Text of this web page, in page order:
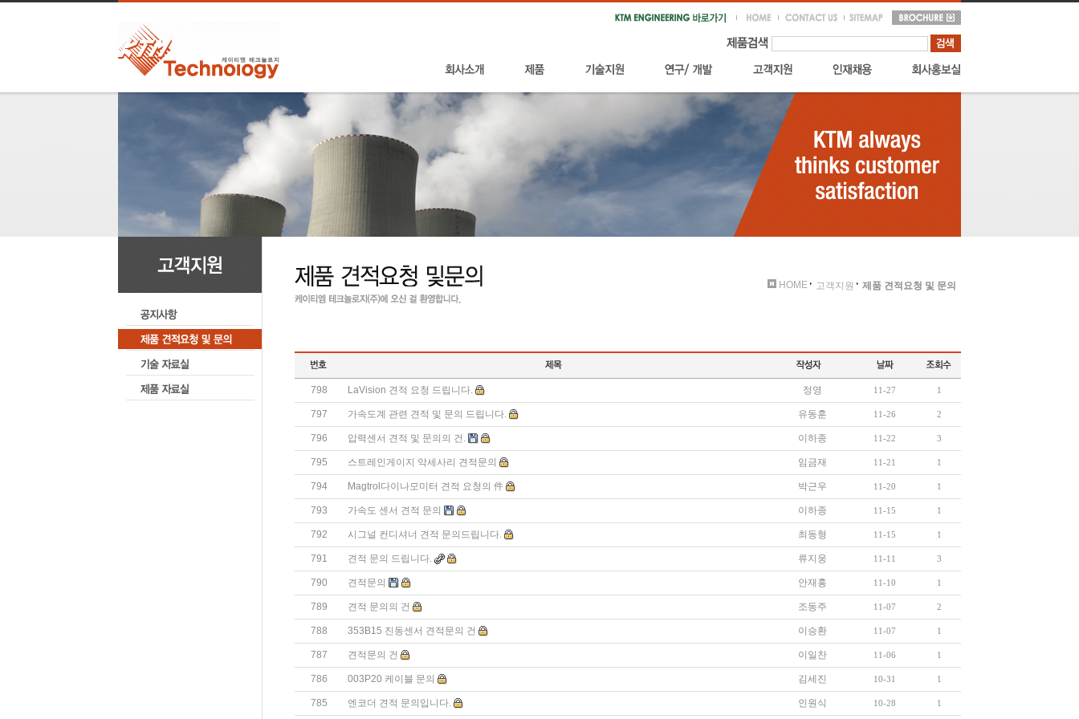
HOME 고객지원 제품 견적요청 및 문의
798 LaVision 견적 요청 드립니다. 정영 11-27 1
797 가속도계 관련 견적 및 문의 드립니다. 유동훈 11-26 2
796 압력센서 견적 및 문의의 건. 이하종 11-22 3
795 스트레인게이지 악세사리 견적문의 임금재 11-21 1
794 Magtrol다이나모미터 견적 요청의 件 박근우 11-20 1
793 가속도 센서 견적 문의 이하종 11-15 1
792 시그널 컨디셔너 견적 문의드립니다. 최동형 11-15 1
791 견적 문의 드립니다. 류지웅 11-11 3
790 견적문의 안재홍 11-10 1
789 견적 문의의 건 조동주 11-07 2
788 353B15 진동센서 견적문의 건 이승환 11-07 1
787 견적문의 건 이일찬 11-06 1
786 003P20 케이블 문의 김세진 10-31 1
785 엔코더 견적 문의입니다. 인원식 10-28 1